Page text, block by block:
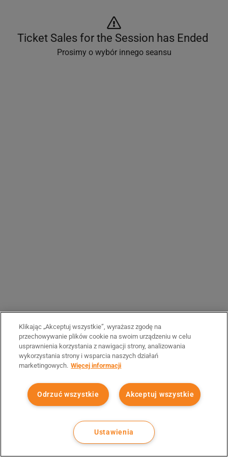
Ticket Sales for the Session has Ended
Prosimy o wybór innego seansu
Klikając „Akceptuj wszystkie”, wyrażasz zgodę na
przechowywanie plików cookie na swoim urządzeniu w celu
usprawnienia korzystania z nawigacji strony, analizowania
wykorzystania strony i wsparcia naszych działań
marketingowych. Więcej informacji
Akceptuj wszystkie
Odrzuć wszystkie
Ustawienia